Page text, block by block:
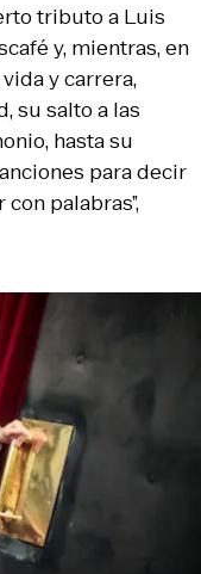
tributo a Luis
y, mientras, en
y carrera,
su salto a las
hasta su
para decir
palabras”,